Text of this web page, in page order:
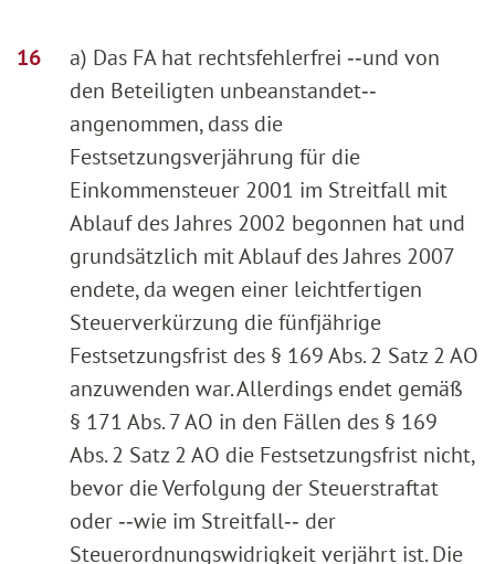
a) Das FA hat rechtsfehlerfrei ‑‑und von
den Beteiligten unbeanstandet‑‑
angenommen, dass die
Festsetzungsverjährung für die
Einkommensteuer 2001 im Streitfall mit
Ablauf des Jahres 2002 begonnen hat und
grundsätzlich mit Ablauf des Jahres 2007
endete, da wegen einer leichtfertigen
Steuerverkürzung die fünfjährige
Festsetzungsfrist des § 169 Abs. 2 Satz 2 AO
anzuwenden war. Allerdings endet gemäß
§ 171 Abs. 7 AO in den Fällen des § 169
Abs. 2 Satz 2 AO die Festsetzungsfrist nicht,
bevor die Verfolgung der Steuerstraftat
oder ‑‑wie im Streitfall‑‑ der
Steuerordnungswidrigkeit verjährt ist. Die